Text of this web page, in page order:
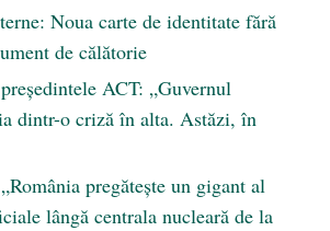
Noua carte de identitate fără
de călătorie
ACT: „Guvernul
dintr-o criză în alta. Astăzi, în
pregătește un gigant al
lângă centrala nucleară de la